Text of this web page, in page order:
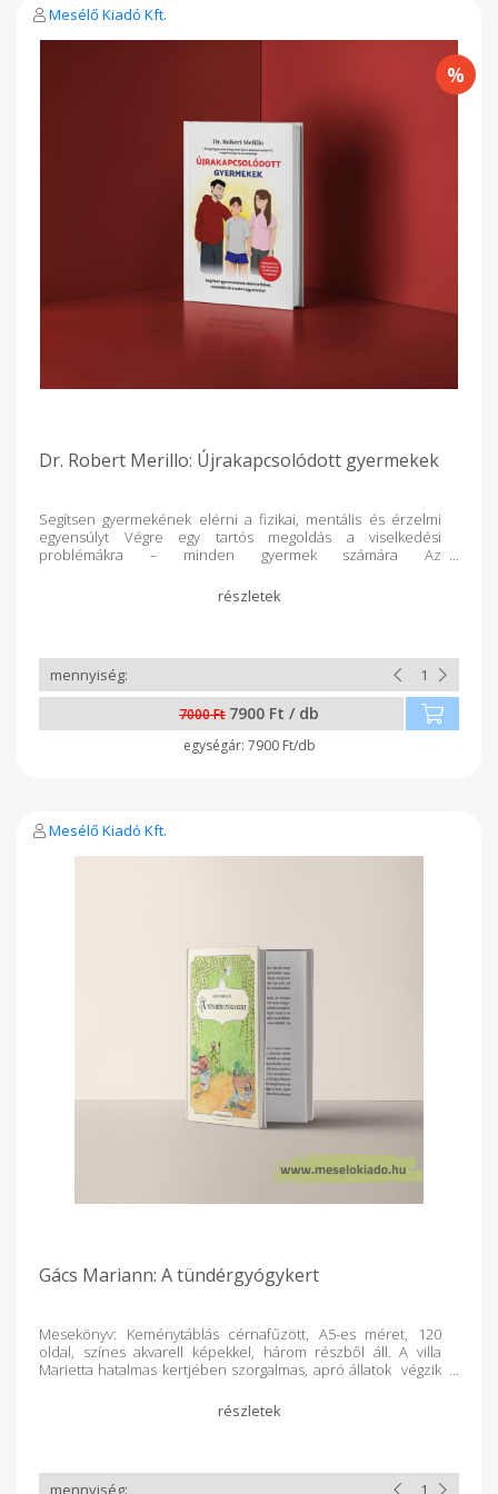
ezeket a rendellenességeket. A program valódi, teljeskörűen
dokumentált eredményeket ért el, amelyek rendkívüli
javulást hoztak az érintett gyermekek és családjuk
életminőségében, több vonatkozásban (viselkedési, érzelmi,
tanulmány és szociális) is. A Szétkapcsolódott Gyermekek
megmutatja a szülőknek, hogyan alkalmazhatják a saját
alábbiakat foglalja magába: – Teljes mértékben testre
szabható gyakorlatok, amelyek a fizikai, érzékszervi és
tanulmányi teljesítményt célozzák – Viselkedés-módosító
terv – Tanácsok a rejtett szerepet játszó ételérzékenységek
beazonosításához – Ellenőrző program, amely segít az elért
eredmények megtartásában
Mesélő Kiadó Kft.
Dr. Robert Merillo: Újrakapcsolódott gyermekek
Segítsen gyermekének elérni a fizikai, mentális és érzelmi
egyensúlyt Végre egy tartós megoldás a viselkedési
problémákra – minden gyermek számára Az
amely segít a szülőknek megoldani a gyermekük viselkedési
problémáit – otthoni harcok és dráma nélkül. Ez a módszer
őt afelé, hogy a céljaira fókuszáljon, jó szokásai legyenek és
motivált maradjon az élete során. Ez a világos és az egész
családot átfogó megközelítés segíteni fog a szülőknek és
gyermekeiknek elérni a teljes potenciájukat. Fedezze fel
az Agyi Egyensúly Családerősítő Programot!
7000 Ft 7900 Ft / db
7900 Ft/db
Mesélő Kiadó Kft.
Gács Mariann: A tündérgyógykert
Mesekönyv: Keménytáblás cérnafűzött, A5-es méret, 120
oldal, színes akvarell képekkel, három részből áll. A villa
Marietta hatalmas kertjében szorgalmas, apró állatok végzik
szolgálatkész manók védőszárnyai alatt reménykedve várják
mindannyian a villába újonnan beköltöző embercsaláddal
végző tündéreknek, akik számos országban élő testvéreik